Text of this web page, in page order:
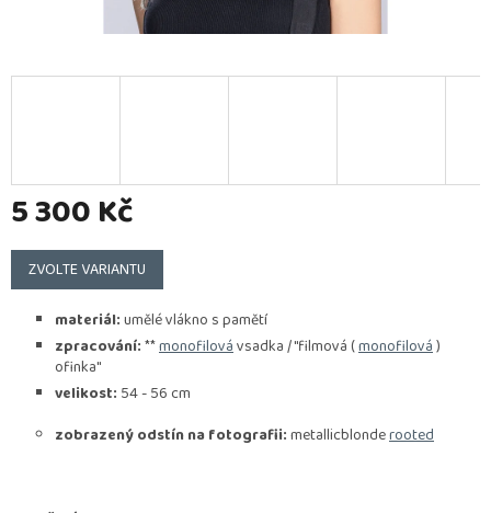
5 300 Kč
Měrná
cena:
ZVOLTE VARIANTU
materiál:umělé vlákno s pamětí
zpracování:**monofilovávsadka / "filmová (monofilová)
ofinka"
velikost: 54 - 56 cm
zobrazený odstín na fotografii:metallicblonderooted